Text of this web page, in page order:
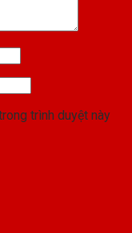
trình duyệt này